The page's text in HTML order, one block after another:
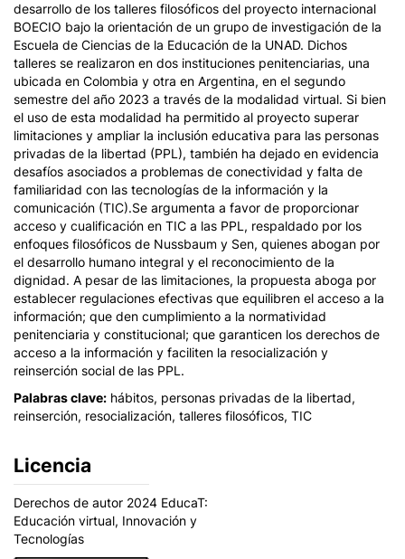
desarrollo de los talleres filosóficos del proyecto internacional
BOECIO bajo la orientación de un grupo de investigación de la
Escuela de Ciencias de la Educación de la UNAD. Dichos
talleres se realizaron en dos instituciones penitenciarias, una
ubicada en Colombia y otra en Argentina, en el segundo
semestre del año 2023 a través de la modalidad virtual. Si bien
el uso de esta modalidad ha permitido al proyecto superar
limitaciones y ampliar la inclusión educativa para las personas
privadas de la libertad (PPL), también ha dejado en evidencia
desafíos asociados a problemas de conectividad y falta de
familiaridad con las tecnologías de la información y la
comunicación (TIC).Se argumenta a favor de proporcionar
acceso y cualificación en TIC a las PPL, respaldado por los
enfoques filosóficos de Nussbaum y Sen, quienes abogan por
el desarrollo humano integral y el reconocimiento de la
dignidad. A pesar de las limitaciones, la propuesta aboga por
establecer regulaciones efectivas que equilibren el acceso a la
información; que den cumplimiento a la normatividad
penitenciaria y constitucional; que garanticen los derechos de
acceso a la información y faciliten la resocialización y
reinserción social de las PPL.
Palabras clave: hábitos, personas privadas de la libertad,
reinserción, resocialización, talleres filosóficos, TIC
Licencia
Derechos de autor 2024 EducaT:
Educación virtual, Innovación y
Tecnologías